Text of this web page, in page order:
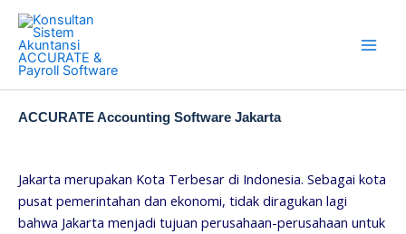
Skip
content
ACCURATE Accounting Software Jakarta
Jakarta merupakan Kota Terbesar di Indonesia. Sebagai kota
pusat pemerintahan dan ekonomi, tidak diragukan lagi
bahwa Jakarta menjadi tujuan perusahaan-perusahaan untuk